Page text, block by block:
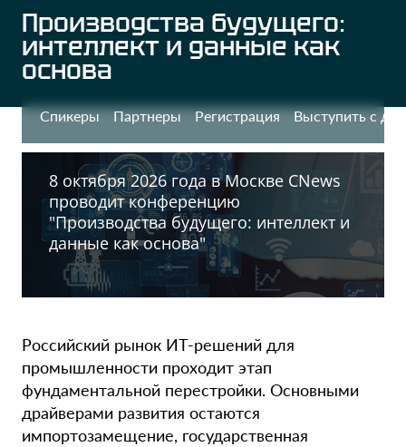
Производства будущего:
интеллект и данные как
основа
Спикеры Партнеры Регистрация Выступить с
8 октября 2026 года в Москве CNews
проводит конференцию
"Производства будущего: интеллект и
данные как основа"
Российский рынок ИТ-решений для
промышленности проходит этап
фундаментальной перестройки. Основными
драйверами развития остаются
импортозамещение, государственная